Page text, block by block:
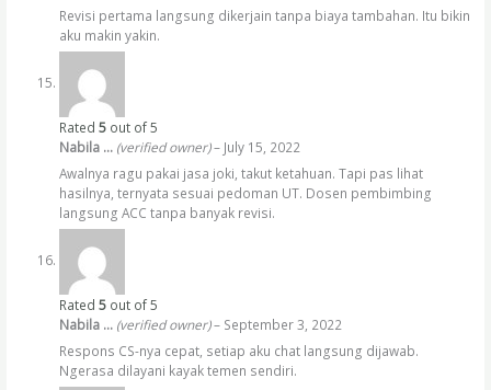
Revisi pertama langsung dikerjain tanpa biaya tambahan. Itu bikin
aku makin yakin.
Rated 5out of 5
Nabila … (verified owner) – July 15, 2022
Awalnya ragu pakai jasa joki, takut ketahuan. Tapi pas lihat
hasilnya, ternyata sesuai pedoman UT. Dosen pembimbing
langsung ACC tanpa banyak revisi.
Rated 5out of 5
Nabila … (verified owner) – September 3, 2022
Respons CS-nya cepat, setiap aku chat langsung dijawab.
Ngerasa dilayani kayak temen sendiri.